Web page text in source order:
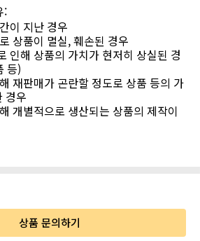
:
이 지난 경우
상품이 멸실, 훼손된 경우
인해 상품의 가치가 현저히 상실된 경
등)
재판매가 곤란할 정도로 상품 등의 가
경우
개별적으로 생산되는 상품의 제작이
상품 문의하기